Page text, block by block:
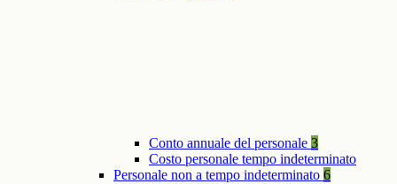
Conto annuale del personale 3
Costo personale tempo indeterminato
Personale non a tempo indeterminato 6